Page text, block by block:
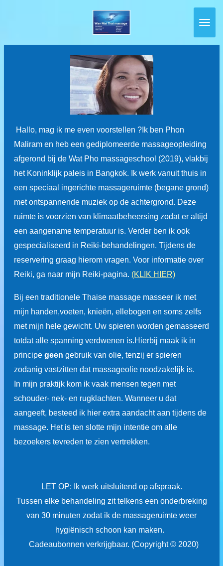
Hallo, mag ik me even voorstellen ?Ik ben Phon
Maliram en heb een gediplomeerde massageopleiding
afgerond bij de Wat Pho massageschool (2019), vlakbij
het Koninklijk paleis in Bangkok. Ik werk vanuit thuis in
een speciaal ingerichte massageruimte (begane grond)
met ontspannende muziek op de achtergrond. Deze
ruimte is voorzien van klimaatbeheersing zodat er altijd
een aangename temperatuur is. Verder ben ik ook
gespecialiseerd in Reiki-behandelingen. Tijdens de
reservering graag hierom vragen. Voor informatie over
Reiki, ga naar mijn Reiki-pagina. (KLIK HIER)
Bij een traditionele Thaise massage masseer ik met
mijn handen,voeten, knieën, ellebogen en soms zelfs
met mijn hele gewicht. Uw spieren worden gemasseerd
totdat alle spanning verdwenen is.Hierbij maak ik in
principe geen gebruik van olie, tenzij er spieren
zodanig vastzitten dat massageolie noodzakelijk is.
In mijn praktijk kom ik vaak mensen tegen met
schouder- nek- en rugklachten. Wanneer u dat
aangeeft, besteed ik hier extra aandacht aan tijdens de
massage. Het is ten slotte mijn intentie om alle
bezoekers tevreden te zien vertrekken.
LET OP: Ik werk uitsluitend op afspraak.
Tussen elke behandeling zit telkens een onderbreking
van 30 minuten zodat ik de massageruimte weer
hygiënisch schoon kan maken.
Cadeaubonnen verkrijgbaar. (Copyright © 2020)